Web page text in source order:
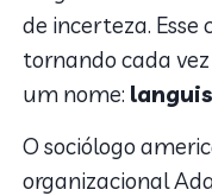
de incerteza.
tornando cada
um nome:
O sociólogo
organizacional